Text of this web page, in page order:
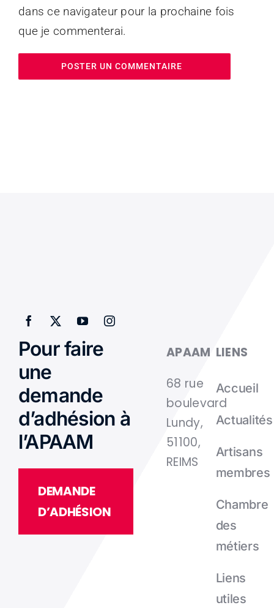
dans ce navigateur pour la prochaine fois
que je commenterai.
Pour faire
une
demande
d’adhésion à
l’APAAM
DEMANDE
D’ADHÉSION
APAAM
68 rue
boulevard
Lundy,
51100,
REIMS
LIENS
Accueil
Actualités
Artisans
membres
Chambre
des
métiers
Liens
utiles